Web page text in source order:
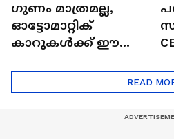
ഗുണം മാത്രമല്ല,
ഓട്ടോമാറ്റിക്
കാറുകൾക്ക് ഈ
READ